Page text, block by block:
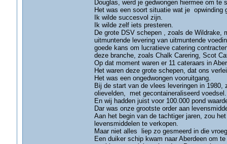
Douglas, werd je gedwongen hiermee om te
Het was een soort situatie wat je opwinding
Ik wilde succesvol zijn.
Ik wilde zelf iets presteren.
De grote DSV schepen , zoals de Wildrake,
uitmuntende levering van uitmuntende
goede kans om lucratieve catering
deze branche, zoals Chalk Carering, Scot
Op dat moment waren er 11 cateraars in
Het waren deze grote schepen, dat ons
Het was een ongedwongen vooruitgang.
Bij de start van de vlees leveringen in
olievelden, met gecontaineraliseerd voedsel.
En wij hadden juist voor 100.000 pond
Dar was onze grootste order aan
Aan het begin van de tachtiger jaren, zou
levensmiddelen te verkopen.
Maar niet alles liep zo gesmeerd in die
Een duiker schip kwam naar Aberdeen om